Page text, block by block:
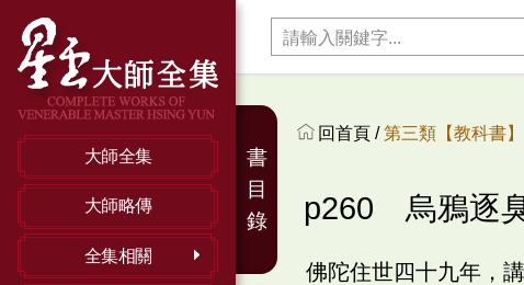
大師全集
大師略傳
全集相關
回首頁 /第三類【教科書
p260 烏鴉逐
佛陀住世四十九年，
書
目
錄